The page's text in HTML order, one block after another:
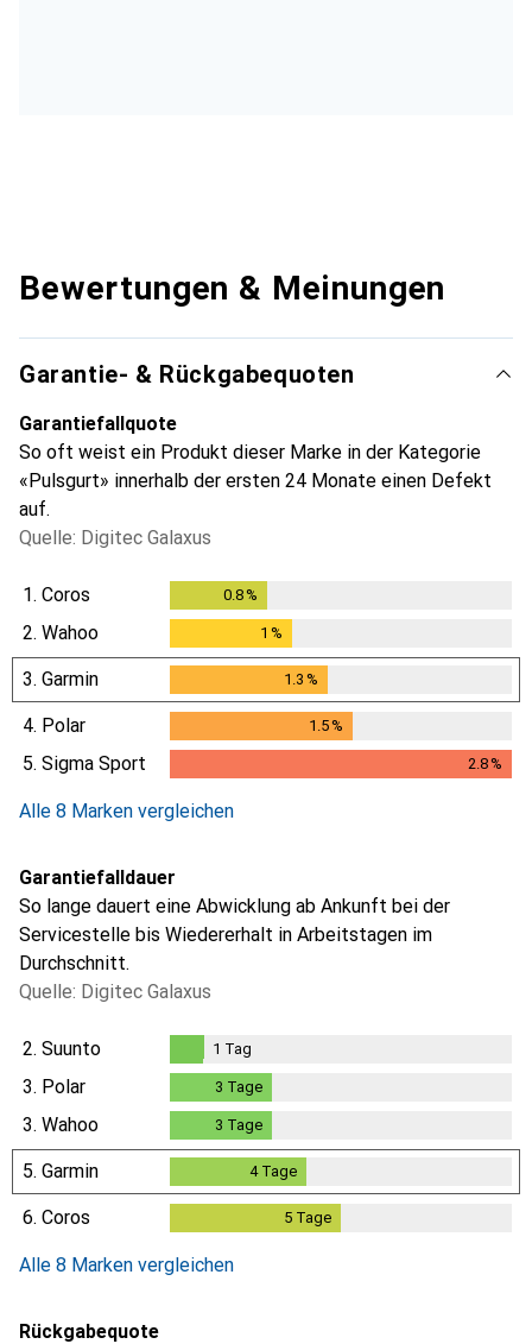
Bewertungen & Meinungen
Garantie- & Rückgabequoten
Garantiefallquote
So oft weist ein Produkt dieser Marke in der Kategorie
«Pulsgurt» innerhalb der ersten 24 Monate einen Defekt
auf.
Quelle: Digitec Galaxus
1. Coros 0.8%
2. Wahoo 1 %
3. Garmin 1.3 %
4. Polar 1.5%
5. Sigma Sport 2.8%
Alle 8 Marken vergleichen
Garantiefalldauer
So lange dauert eine Abwicklung ab Ankunft bei der
Servicestelle bis Wiedererhalt in Arbeitstagen im
Durchschnitt.
Quelle: Digitec Galaxus
2. Suunto
Tag
1 Tag
3. Polar 3 Tage
3. Wahoo 3 Tage
5. Garmin 4Tage
6. Coros 5Tage
Alle 8 Marken vergleichen
Rückgabequote